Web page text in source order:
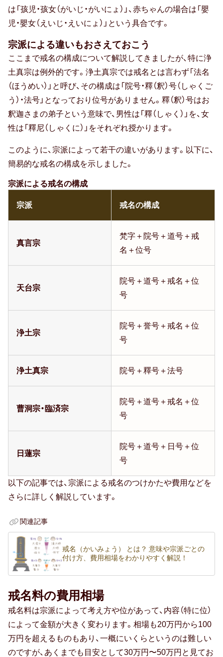
は「孩児・孩女（がいじ・がいにょ）」、赤ちゃんの場合は「嬰
児・嬰女（えいじ・えいにょ）」という具合です。
宗派による違いもおさえておこう
ここまで戒名の構成について解説してきましたが、特に浄
土真宗は例外的です。浄土真宗では戒名とは言わず「法名
（ほうめい）」と呼び、その構成は「院号・釋（釈）号（しゃくご
う）・法号」となっており位号がありません。釋（釈）号はお
釈迦さまの弟子という意味で、男性は「釋（しゃく）」を、女
性は「釋尼（しゃくに）」をそれぞれ授かります。
このように、宗派によって若干の違いがあります。以下に、
簡易的な戒名の構成を示しました。
宗派による戒名の構成
宗派 戒名の構成
真言宗
梵字＋院号＋道号＋戒
名＋位号
天台宗
院号＋道号＋戒名＋位
号
浄土宗
院号＋誉号＋戒名＋位
号
浄土真宗 院号＋釋号＋法号
曹洞宗・臨済宗
院号＋道号＋戒名＋位
号
日蓮宗
院号＋道号＋日号＋位
号
以下の記事では、宗派による戒名のつけかたや費用などを
さらに詳しく解説しています。
関連記事
戒名（かいみょう） とは？ 意味や宗派ごとの
付け方、費用相場をわかりやすく解説！
戒名料の費用相場
戒名料は宗派によって考え方や位があって、内容（特に位）
によって金額が大きく変わります。相場も20万円から100
万円を超えるものもあり、一概にいくらというのは難しい
のですが、あくまでも目安として30万円〜50万円と見てお